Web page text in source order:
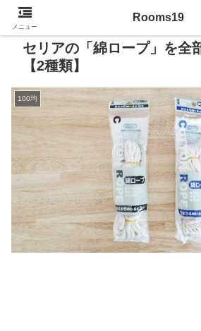
セリアの「綿ロープ」を全
【2種類】
100均
メニュー
Rooms19